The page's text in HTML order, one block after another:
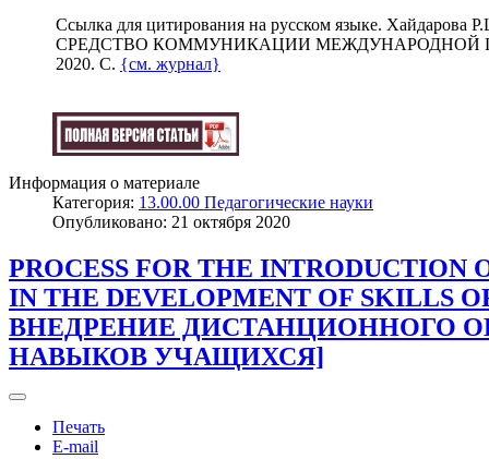
Cсылка для цитирования на русском языке.
СРЕДСТВО КОММУНИКАЦИИ МЕЖДУНАРОДНОЙ
2020. C. {см. журнал}
Информация о материале
Категория: 13.00.00 Педагогические науки
Опубликовано: 21 октября 2020
PROCESS FOR THE INTRODUCTION
IN THE DEVELOPMENT OF SKILLS
ВНЕДРЕНИЕ ДИСТАНЦИОННОГО
НАВЫКОВ УЧАЩИХСЯ]
Печать
E-mail